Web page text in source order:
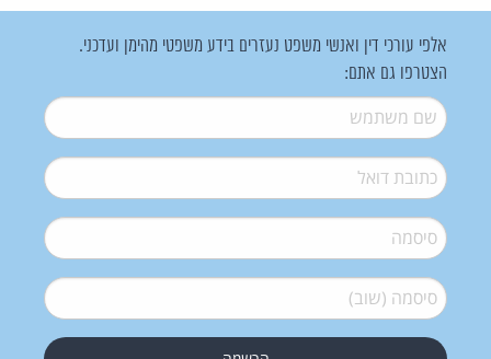
אלפי עורכי דין ואנשי משפט נעזרים בידע משפטי מהימן ועדכני.
הצטרפו גם אתם:
שם משתמש*
דואל*
סיסמה*
סיסמה (שוב)*